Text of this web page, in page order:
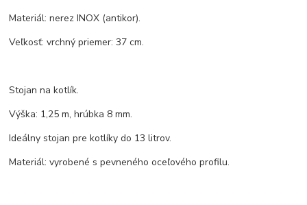
Materiál: nerez INOX (antikor).
Veľkosť: vrchný priemer: 37 cm.
Stojan na kotlík.
Výška: 1,25 m, hrúbka 8 mm.
Ideálny stojan pre kotlíky do 13 litrov.
Materiál: vyrobené s pevneného oceľového profilu.